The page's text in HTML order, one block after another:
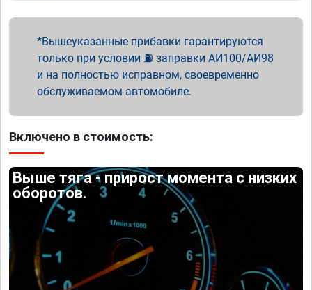
Вышеуказанные прибавки гарантируются
только при условии ⛽ заправки АИ100/АИ98
и на полностью исправном, своевременно
обслуживаемом автомобиле.
Включено в стоимость:
Выше тяга - прирост момента с низких
оборотов.